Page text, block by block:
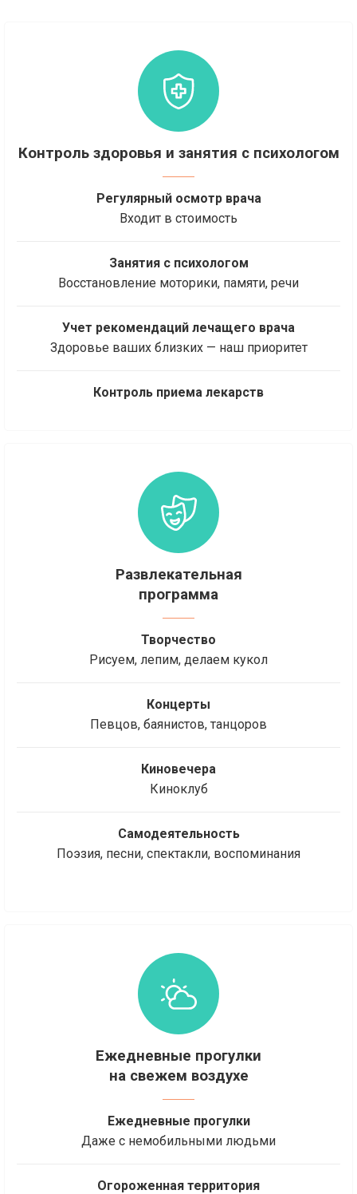
Контроль здоровья и занятия с психологом
Регулярный осмотр врача
Входит в стоимость
Занятия с психологом
Восстановление моторики, памяти, речи
Учет рекомендаций лечащего врача
Здоровье ваших близких — наш приоритет
Контроль приема лекарств
Развлекательная
программа
Творчество
Рисуем, лепим, делаем кукол
Концерты
Певцов, баянистов, танцоров
Киновечера
Киноклуб
Самодеятельность
Поэзия, песни, спектакли, воспоминания
Ежедневные прогулки
на свежем воздухе
Ежедневные прогулки
Даже с немобильными людьми
Огороженная территория